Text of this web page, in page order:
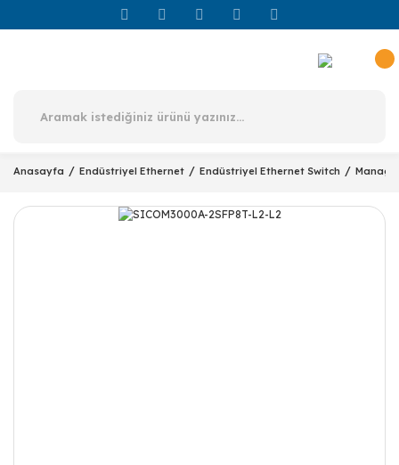
Anasayfa Endüstriyel Ethernet Endüstriyel Ethernet Switch